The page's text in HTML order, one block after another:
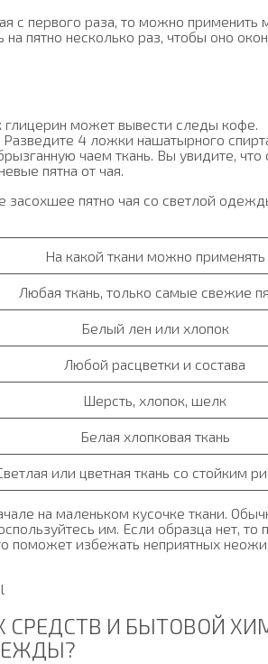
с первого раза, то можно применить
пятно несколько раз, чтобы оно
может вывести следы кофе.
4 ложки нашатырного
чаем ткань. Вы увидите, что
пятна от чая.
засохшее пятно чая со светлой
На какой ткани можно применять
Любая ткань, только самые свежие
Белый лен или хлопок
Любой расцветки и состава
Шерсть, хлопок, шелк
Белая хлопковая ткань
или цветная ткань со стойким
на маленьком кусочке ткани.
им. Если образца нет, то
поможет избежать неприятных
И БЫТОВОЙ